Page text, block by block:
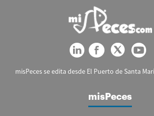
misPeces se edita desde El Puerto de Santa
misPeces